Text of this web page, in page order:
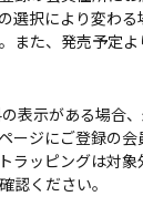
選択により変わる
また、発売予定
表示がある場合
ージにご登録の
ラッピングは対
認ください。